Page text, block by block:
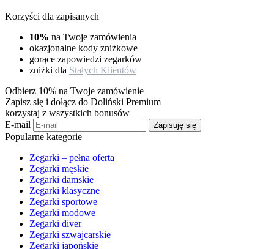
Korzyści dla zapisanych
10% na Twoje zamówienia
okazjonalne kody zniżkowe
gorące zapowiedzi zegarków
zniżki dla Stałych Klientów
Odbierz 10% na Twoje zamówienie
Zapisz się i dołącz do Doliński Premium
korzystaj z wszystkich bonusów
E-mail
Zapisuję się
Popularne kategorie
Zegarki – pełna oferta
Zegarki męskie
Zegarki damskie
Zegarki klasyczne
Zegarki sportowe
Zegarki modowe
Zegarki diver
Zegarki szwajcarskie
Zegarki japońskie